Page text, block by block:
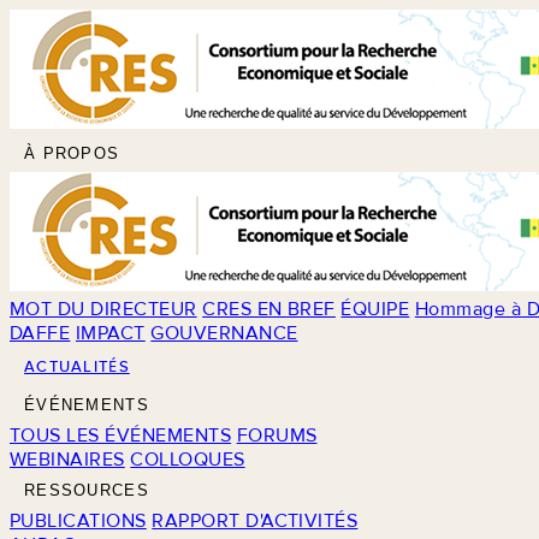
À PROPOS
MOT DU DIRECTEUR CRES EN BREF ÉQUIPE Hommage à
DAFFE IMPACT GOUVERNANCE
ACTUALITÉS
ÉVÉNEMENTS
TOUS LES ÉVÉNEMENTS FORUMS
WEBINAIRES COLLOQUES
RESSOURCES
PUBLICATIONS RAPPORT D'ACTIVITÉS